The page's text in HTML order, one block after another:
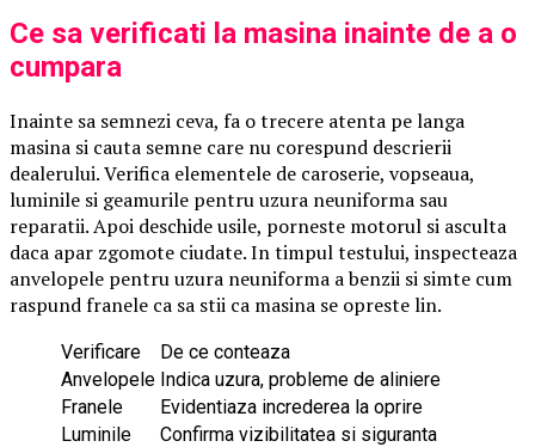
Ce sa verificati la masina inainte de a o
cumpara
Inainte sa semnezi ceva, fa o trecere atenta pe langa
masina si cauta semne care nu corespund descrierii
dealerului. Verifica elementele de caroserie, vopseaua,
luminile si geamurile pentru uzura neuniforma sau
reparatii. Apoi deschide usile, porneste motorul si asculta
daca apar zgomote ciudate. In timpul testului, inspecteaza
anvelopele pentru uzura neuniforma a benzii si simte cum
raspund franele ca sa stii ca masina se opreste lin.
Verificare
De ce conteaza
Anvelopele Indica uzura, probleme de aliniere
Franele
Evidentiaza increderea la oprire
Luminile
Confirma vizibilitatea si siguranta